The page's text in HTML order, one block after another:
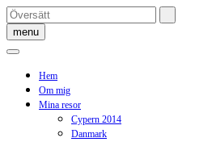
Skip
to
content
menu
Hem
Om mig
Mina resor
Cypern 2014
Danmark